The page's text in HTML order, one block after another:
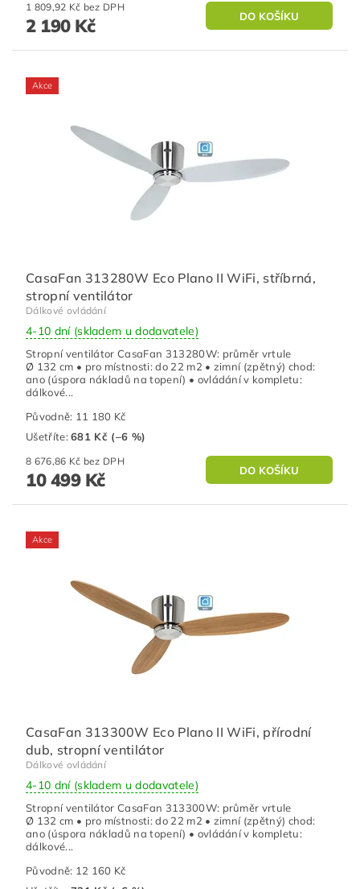
1 809,92 Kč bez DPH
2 190 Kč
Akce
CasaFan 313280W Eco Plano II WiFi, stříbrná,
stropní ventilátor
Dálkové ovládání
4-10 dní (skladem u dodavatele)
Stropní ventilátor CasaFan 313280W: průměr vrtule
Ø 132 cm • pro místnosti: do 22 m2 • zimní (zpětný) chod:
ano (úspora nákladů na topení) • ovládání v kompletu:
dálkové...
Původně: 11 180 Kč
Ušetříte:681 Kč (–6 %)
8 676,86 Kč bez DPH
10 499 Kč
Akce
CasaFan 313300W Eco Plano II WiFi, přírodní
dub, stropní ventilátor
Dálkové ovládání
4-10 dní (skladem u dodavatele)
Stropní ventilátor CasaFan 313300W: průměr vrtule
Ø 132 cm • pro místnosti: do 22 m2 • zimní (zpětný) chod:
ano (úspora nákladů na topení) • ovládání v kompletu:
dálkové...
Původně: 12 160 Kč